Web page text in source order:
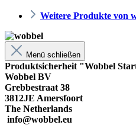
Weitere Produkte von
Menü schließen
Produktsicherheit "Wobbel
Wobbel BV
Grebbestraat 38
3812JE Amersfoort
The Netherlands
info@wobbel.eu